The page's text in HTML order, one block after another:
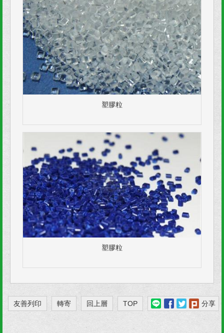
塑膠粒
塑膠粒
友善列印 轉寄 回上層 TOP 分享